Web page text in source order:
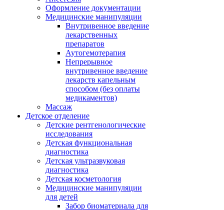
Оформление документации
Медицинские манипуляции
Внутривенное введение
лекарственных
препаратов
Аутогемотерапия
Непрерывное
внутривенное введение
лекарств капельным
способом (без оплаты
медикаментов)
Массаж
Детское отделение
Детские рентгенологические
исследования
Детская функциональная
диагностика
Детская ультразвуковая
диагностика
Детская косметология
Медицинские манипуляции
для детей
Забор биоматериала для